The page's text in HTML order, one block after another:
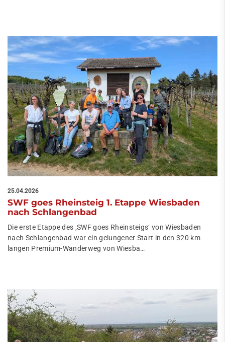
25.04.2026
SWF goes Rheinsteig 1. Etappe Wiesbaden
nach Schlangenbad
Die erste Etappe des ‚SWF goes Rheinsteigs‘ von Wiesbaden
nach Schlangenbad war ein gelungener Start in den 320 km
langen Premium-Wanderweg von Wiesba…